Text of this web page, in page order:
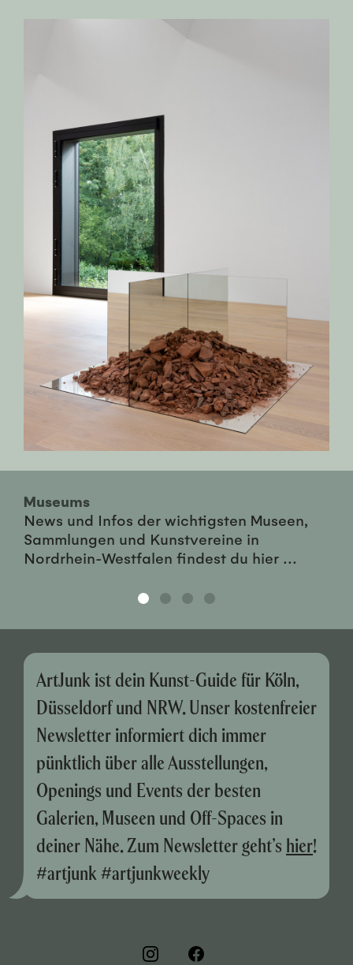
Museums
News und Infos der wichtigsten Museen,
Sammlungen und Kunstvereine in
Nordrhein-Westfalen findest du hier ...
ArtJunk ist dein Kunst-Guide für Köln,
Düsseldorf und NRW. Unser kostenfreier
Newsletter informiert dich immer
pünktlich über alle Ausstellungen,
Openings und Events der besten
Galerien, Museen und Off-Spaces in
deiner Nähe. Zum Newsletter geht’s hier!
#artjunk #artjunkweekly